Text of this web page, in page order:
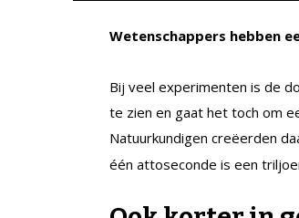
Wetenschappers hebben
Bij veel experimenten is de
te zien en gaat het toch om
Natuurkundigen creëerden
één attoseconde is een